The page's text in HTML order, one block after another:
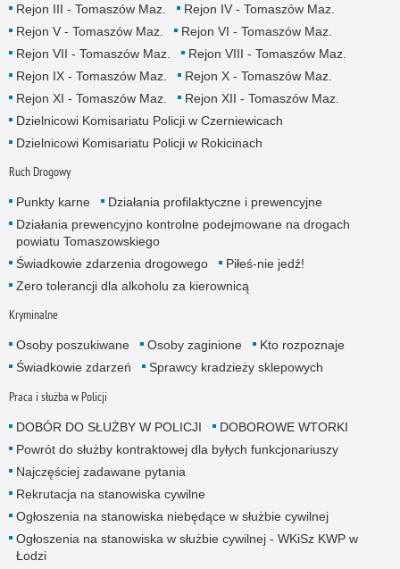
Rejon III - Tomaszów Maz.
Rejon IV - Tomaszów Maz.
Rejon V - Tomaszów Maz.
Rejon VI - Tomaszów Maz.
Rejon VII - Tomaszów Maz.
Rejon VIII - Tomaszów Maz.
Rejon IX - Tomaszów Maz.
Rejon X - Tomaszów Maz.
Rejon XI - Tomaszów Maz.
Rejon XII - Tomaszów Maz.
Dzielnicowi Komisariatu Policji w Czerniewicach
Dzielnicowi Komisariatu Policji w Rokicinach
Ruch Drogowy
Punkty karne
Działania profilaktyczne i prewencyjne
Działania prewencyjno kontrolne podejmowane na drogach
powiatu Tomaszowskiego
Świadkowie zdarzenia drogowego
Piłeś-nie jedź!
Zero tolerancji dla alkoholu za kierownicą
Kryminalne
Osoby poszukiwane Osoby zaginione
Kto rozpoznaje
Świadkowie zdarzeń
Sprawcy kradzieży sklepowych
Praca i służba w Policji
DOBÓR DO SŁUŻBY W POLICJI
DOBOROWE WTORKI
Powrót do służby kontraktowej dla byłych funkcjonariuszy
Najczęściej zadawane pytania
Rekrutacja na stanowiska cywilne
Ogłoszenia na stanowiska niebędące w służbie cywilnej
Ogłoszenia na stanowiska w służbie cywilnej - WKiSz KWP w
Łodzi